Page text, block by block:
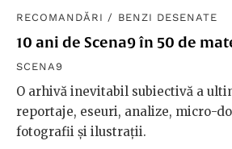
RECOMANDĂRI / BENZI DESENATE
10 ani de Scena9 în 50 de
SCENA9
O arhivă inevitabil subiectivă a
reportaje, eseuri, analize, micro-
fotografii și ilustrații.